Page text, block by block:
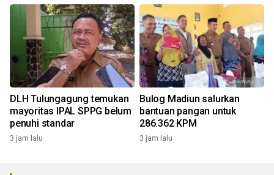
DLH Tulungagung temukan
mayoritas IPAL SPPG belum
penuhi standar
3 jam lalu
Bulog Madiun salurkan
bantuan pangan untuk
286.362 KPM
3 jam lalu